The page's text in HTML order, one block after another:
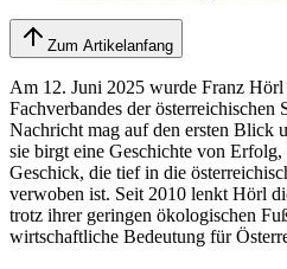
Zum Artikelanfang
Am 12. Juni 2025 wurde Franz Hörl
Fachverbandes der österreichischen
Nachricht mag auf den ersten Blick
sie birgt eine Geschichte von
Geschick, die tief in die
verwoben ist. Seit 2010 lenkt Hörl
trotz ihrer geringen ökologischen
wirtschaftliche Bedeutung für